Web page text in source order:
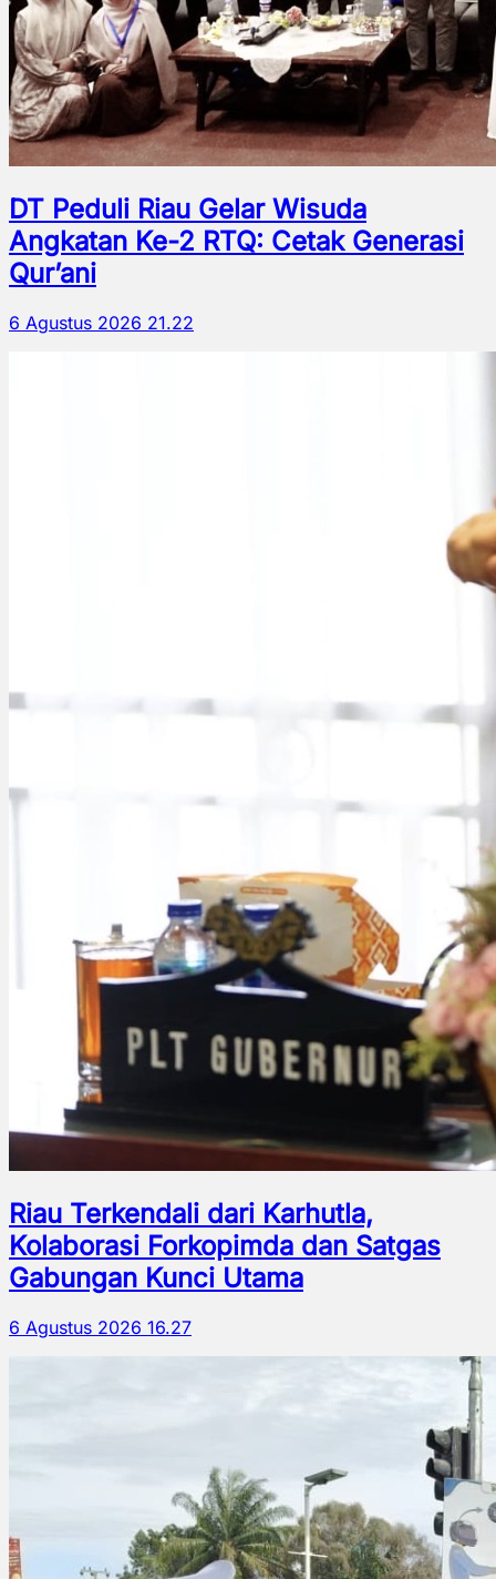
DT Peduli Riau Gelar Wisuda
Angkatan Ke-2 RTQ: Cetak Generasi
Qur’ani
6 Agustus 2026 21.22
Riau Terkendali dari Karhutla,
Kolaborasi Forkopimda dan Satgas
Gabungan Kunci Utama
6 Agustus 2026 16.27